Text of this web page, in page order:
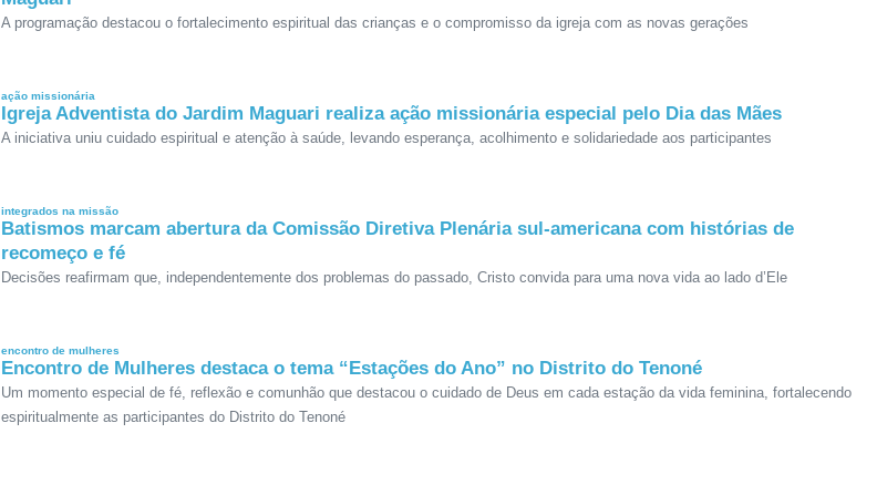
A programação destacou o fortalecimento espiritual das crianças e o compromisso da igreja com as novas gerações
ação missionária
Igreja Adventista do Jardim Maguari realiza ação missionária especial pelo Dia das Mães
A iniciativa uniu cuidado espiritual e atenção à saúde, levando esperança, acolhimento e solidariedade aos participantes
integrados na missão
Batismos marcam abertura da Comissão Diretiva Plenária sul-americana com histórias de
recomeço e fé
Decisões reafirmam que, independentemente dos problemas do passado, Cristo convida para uma nova vida ao lado d’Ele
encontro de mulheres
Encontro de Mulheres destaca o tema “Estações do Ano” no Distrito do Tenoné
Um momento especial de fé, reflexão e comunhão que destacou o cuidado de Deus em cada estação da vida feminina, fortalecendo
espiritualmente as participantes do Distrito do Tenoné